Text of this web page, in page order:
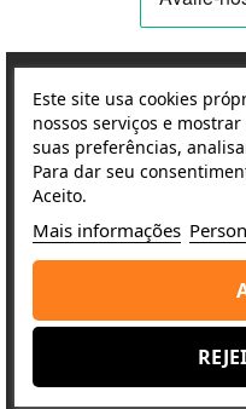
Porquê
A satisfação do
Envio
Este site usa cookies
nossos serviços e
suas preferências,
Para dar seu
Aceito.
Mais informações